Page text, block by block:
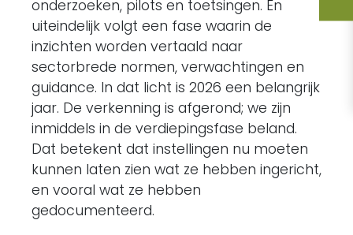
onderzoeken, pilots en toetsingen. En
uiteindelijk volgt een fase waarin de
inzichten worden vertaald naar
sectorbrede normen, verwachtingen en
guidance. In dat licht is 2026 een belangrijk
jaar. De verkenning is afgerond; we zijn
inmiddels in de verdiepingsfase beland.
Dat betekent dat instellingen nu moeten
kunnen laten zien wat ze hebben ingericht,
en vooral wat ze hebben
gedocumenteerd.